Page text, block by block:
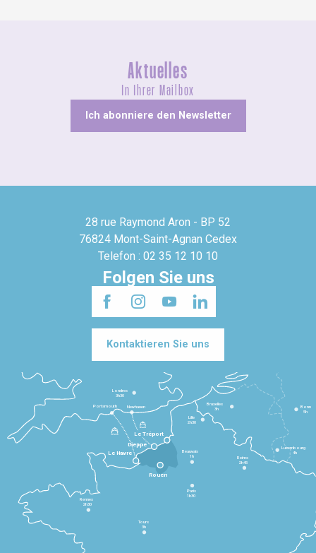
Aktuelles
In Ihrer Mailbox
Ich abonniere den Newsletter
28 rue Raymond Aron - BP 52
76824 Mont-Saint-Agnan Cedex
Telefon : 02 35 12 10 10
Folgen Sie uns
Kontaktieren Sie uns
Le Havre
Dieppe
Le Tréport
Rennes
2h30
Tours
3h
Paris
1h30
Beauvais
1h
Reims
2h45
Lille
2h30
Bruxelles
3h
Londres
3h30
Newhaven
Portsmouth
Bonn
5h
Luxembourg
4h
Rouen